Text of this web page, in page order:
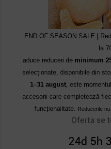
END OF SEASON SALE |
la
aduce reduceri de minimum
selecționate, disponibile din
1–31 august, este
accesorii care completează
funcționalitate. Reducerile
Oferta se
24d 5h